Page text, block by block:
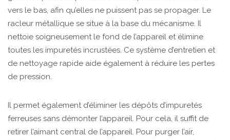
vers le bas, afin qu’elles ne puissent pas se propager. Le
racleur métallique se situe à la base du mécanisme. Il
nettoie soigneusement le fond de l’appareil et élimine
toutes les impuretés incrustées. Ce système d’entretien et
de nettoyage rapide aide également à réduire les pertes
de pression.
Il permet également d’éliminer les dépôts d’impuretés
ferreuses sans démonter l’appareil. Pour cela, il suffit de
retirer l’aimant central de l’appareil. Pour purger l’air,